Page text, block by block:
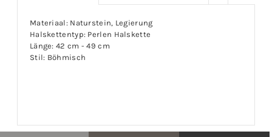
Materiaal: Naturstein, Legierung
Halskettentyp: Perlen Halskette
Länge: 42 cm - 49 cm
Stil: Böhmisch